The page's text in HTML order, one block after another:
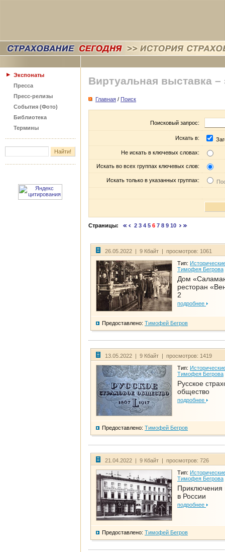
Экспонаты
Пресса
Пресс-релизы
События (Фото)
Библиотека
Термины
Виртуальная выставка –
Главная / Поиск
Поисковый запрос:
Искать в:
Не искать в ключевых словах:
Искать во всех группах ключевых слов:
Искать только в указанных группах:
Страницы: 2 3 4 5 6 7 8 9 10
26.05.2022 | 9 Кбайт | просмотров: 1061
Тип:
Тимофея Бегрова
Дом
ресторан
2
подробнее
Предоставлено: Тимофей Бегров
13.05.2022 | 9 Кбайт | просмотров: 1419
Тип:
Тимофея Бегрова
Русское
общество
подробнее
Предоставлено: Тимофей Бегров
21.04.2022 | 9 Кбайт | просмотров: 726
Тип:
Тимофея Бегрова
Приключения
в России
подробнее
Предоставлено: Тимофей Бегров